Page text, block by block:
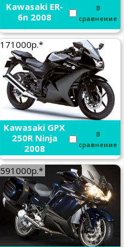
Kawasaki ER-
6n 2008
В
сравнение
171000р.*
Kawasaki GPX
250R Ninja
2008
В
сравнение
591000р.*